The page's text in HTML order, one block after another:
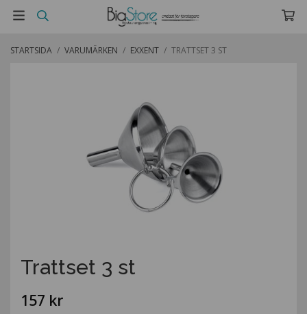
STARTSIDA / VARUMÄRKEN / EXXENT / TRATTSET 3 ST
Trattset 3 st
157 kr